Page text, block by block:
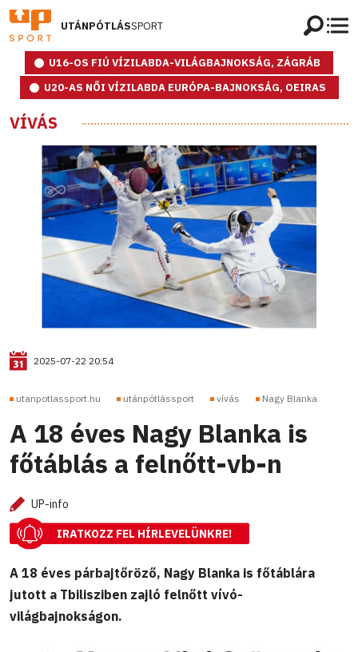
UTÁNPÓTLÁSSPORT
U16-OS FIÚ VÍZILABDA-VILÁGBAJNOKSÁG, ZÁGRÁB
U20-AS NŐI VÍZILABDA EURÓPA-BAJNOKSÁG, OEIRAS
VÍVÁS
2025-07-22 20:54
utanpotlassport.hu utánpótlássport vívás Nagy Blanka
A 18 éves Nagy Blanka is
főtáblás a felnőtt-vb-n
UP-info
IRATKOZZ FEL HÍRLEVELÜNKRE!
A 18 éves párbajtőröző, Nagy Blanka is főtáblára
jutott a Tbilisziben zajló felnőtt vívó-
világbajnokságon.